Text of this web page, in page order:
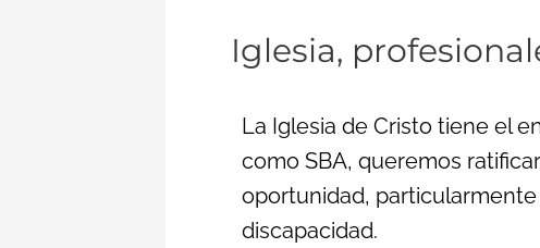
Iglesia,
La Iglesia de Cristo tiene el
como SBA, queremos
oportunidad,
discapacidad.
profesionales
discapacidad